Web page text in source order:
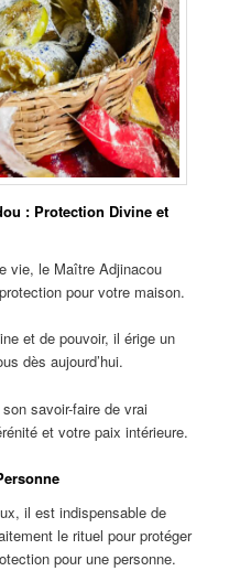
: Protection Divine et
vie, le Maître Adjinacou
pour votre maison.
et de pouvoir, il érige un
dès aujourd’hui.
savoir-faire de vrai
et votre paix intérieure.
il est indispensable de
le rituel pour protéger
pour une personne.